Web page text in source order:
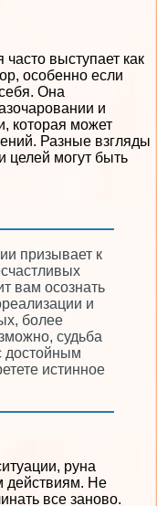
выступает как
особенно если
Она
и
которая может
Разные взгляды
целей могут быть
призывает к
вам осознать
и
более
судьба
достойным
истинное
руна
действиям. Не
все заново.